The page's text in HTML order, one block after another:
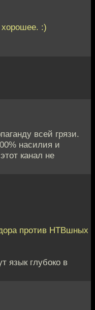
хорошее. :)
всей грязи.
насилия и
канал не
против НТВшных
язык глубоко в